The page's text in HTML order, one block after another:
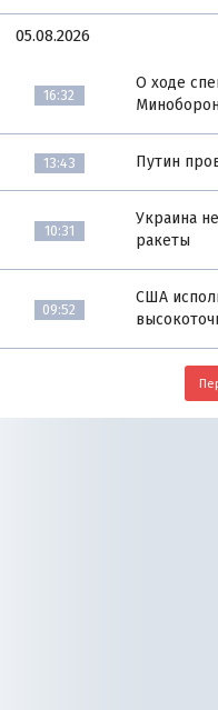
05.08.2026
16:32
О ходе
13:43 Путин
10:31
Украина
ракеты
09:52
США